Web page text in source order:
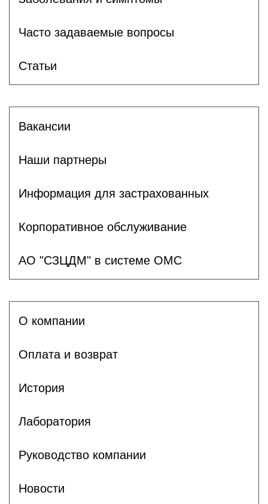
Часто задаваемые вопросы
Статьи
Вакансии
Наши партнеры
Информация для застрахованных
Корпоративное обслуживание
АО "СЗЦДМ" в системе ОМС
О компании
Оплата и возврат
История
Лаборатория
Руководство компании
Новости